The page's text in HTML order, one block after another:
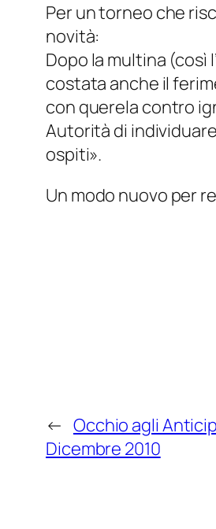
Per un torneo che
novità:
Dopo la multina (così
costata anche il
con querela contro
Autorità di
ospiti».
Un modo nuovo per
← Occhio agli
Dicembre 2010